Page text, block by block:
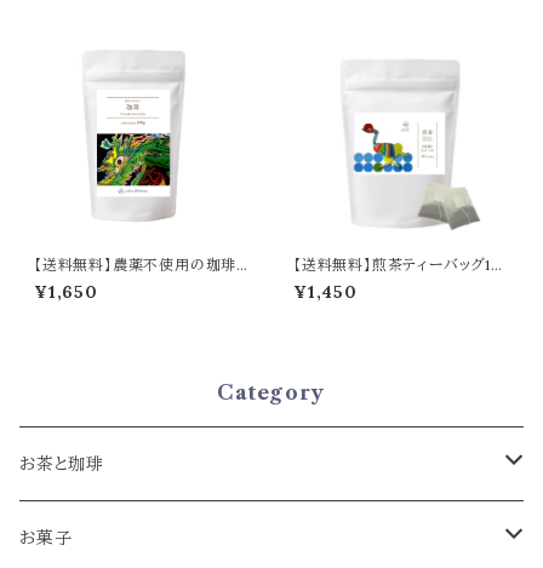
【送料無料】農薬不使用の珈琲
【豆】100g／Pesticide-Free
Coffee Beans 100g
¥1,650
【送料無料】煎茶ティーバッグ18
個入り／Sencha Tea – 18 Te
a Bags
¥1,450
Category
お茶と珈琲
煎茶
お菓子